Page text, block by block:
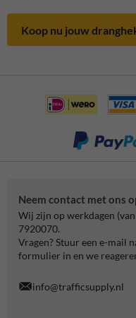
Koop nu jouw
Neem contact met ons
Wij zijn op werkdagen
7920070.
Vragen? Stuur een e-mail
formulier in en we
info@trafficsupply.nl